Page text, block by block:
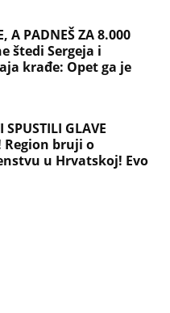
A PADNEŠ ZA 8.000
štedi Sergeja i
krađe: Opet ga je
SPUSTILI GLAVE
Region bruji o
u Hrvatskoj! Evo